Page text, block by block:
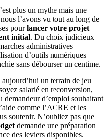
plus un mythe mais une
l’avons vu tout au long de
pourlancer votre projet
initial. Du choix judicieux
administratives
d’outils numériques
sans débourser un centime.
un terrain de jeu
salarié en reconversion,
demandeur d’emploi souhaitant
comme l’ACRE et les
soutenir. N’oubliez pas que
demande une préparation
des leviers disponibles.